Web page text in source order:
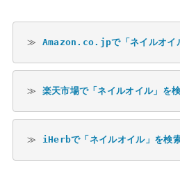
≫ Amazon.co.jpで「ネイルオイ
≫ 楽天市場で「ネイルオイル」を
≫ iHerbで「ネイルオイル」を検